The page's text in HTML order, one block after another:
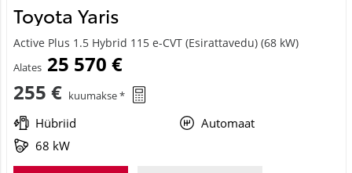
Toyota Yaris
Active Plus 1.5 Hybrid 115 e-CVT (Esirattavedu) (68 kW)
Alates 25 570 €
255 € kuumakse *
Hübriid
Automaat
68 kW